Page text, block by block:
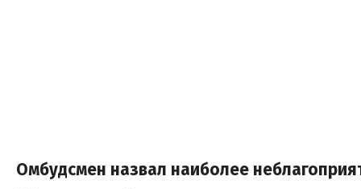
Омбудсмен назвал наиболее